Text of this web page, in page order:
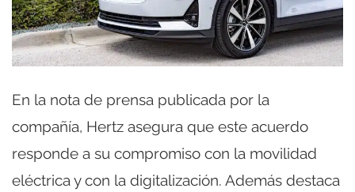
En la nota de prensa publicada por la
compañía, Hertz asegura que este acuerdo
responde a su compromiso con la movilidad
eléctrica y con la digitalización. Además destaca